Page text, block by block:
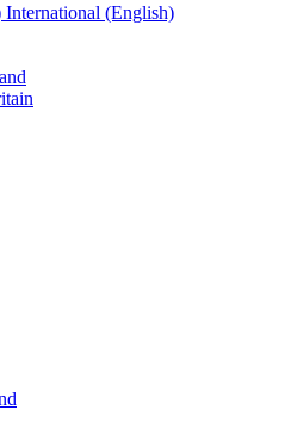
International (English)